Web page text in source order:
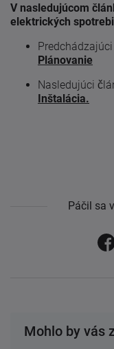
Mohlo by vás
V nasledujúcom
elektrických
Plánovanie
Nasledujúci
Inštalácia.
Páčil sa